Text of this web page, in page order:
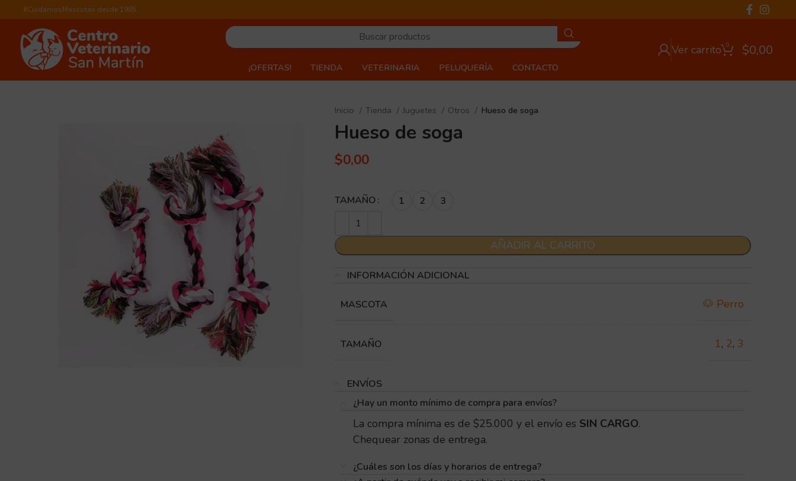
#CuidamosMascotas desde 1985.
Ver carrito 0 $0,00
¡OFERTAS! TIENDA VETERINARIA PELUQUERÍA CONTACTO
Inicio Tienda Juguetes Otros Hueso de soga
Hueso de soga
$0,00
TAMAÑO 1 2 3
AÑADIR AL CARRITO
INFORMACIÓN ADICIONAL
MASCOTA 🐶 Perro
TAMAÑO 1, 2, 3
ENVÍOS
¿Hay un monto mínimo de compra para envíos?
La compra mínima es de $25.000 y el envío es SIN CARGO.
Chequear zonas de entrega.
¿Cuáles son los días y horarios de entrega?